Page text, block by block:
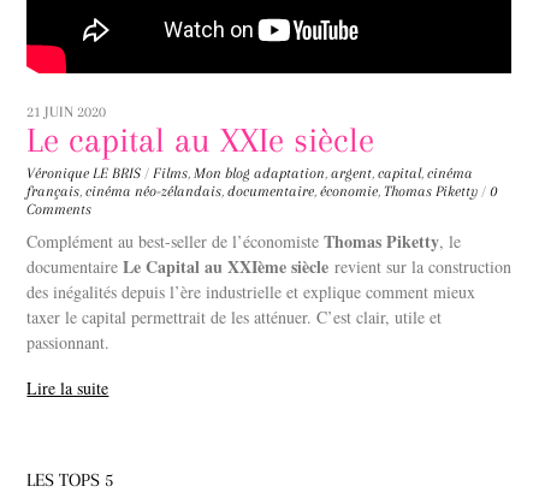
21 JUIN 2020
Le capital au XXIe siècle
Véronique LE BRIS / Films,Mon blog adaptation,argent,capital,cinéma
français,cinéma néo-zélandais,documentaire,économie,Thomas Piketty / 0
Comments
Complément au best-seller de l’économisteThomas Piketty, le
documentaireLe Capital au XXIème sièclerevient sur la construction
des inégalités depuis l’ère industrielle et explique comment mieux
taxer le capital permettrait de les atténuer. C’est clair, utile et
passionnant.
Lire la suite
LES TOPS 5